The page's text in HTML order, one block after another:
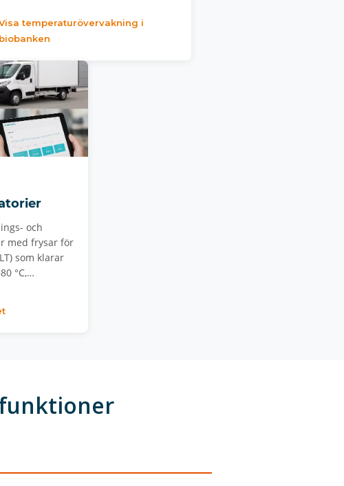
temperaturövervakning i
biobanken
och
med frysar för
som klarar
°C,…